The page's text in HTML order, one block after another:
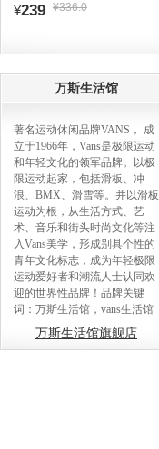
¥239 ¥336.0
万斯生活馆
著名运动休闲品牌VANS， 成
立于1966年，Vans是极限运动
和年轻文化的领军品牌。以极
限运动起家，包括滑板、冲
浪、BMX、滑雪等。并以滑板
运动为根，从生活方式、艺
术、音乐和街头时尚文化等注
入Vans美学，形成别具个性的
青年文化标志，成为年轻极限
运动爱好者和潮流人士认同欢
迎的世界性品牌！品牌关键
词：万斯生活馆，vans生活馆
万斯生活馆旗舰店